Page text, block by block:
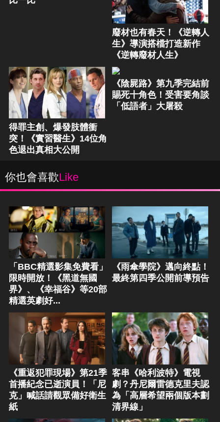
廢材也有春天！《逆轉人
生》導演搭檔打造新作
《逆轉廢材人生》
得罪主創、爆發肢體衝
突！《實習醫生》14位角
色退出真相大公開
《陰屍路》第九季完結前
賜死十角色！受害要角談
「低語者」大屠殺
你也會喜歡Like
「BBC精選影集免費看」
限時開放！《黑道無國
界》、《幸福谷》等20部
精選英劇好...
《雨傘學院》邁向終點！
最終第四季公開前導預告
《重返犯罪現場》第21季
首播紀念已逝演員！「尼
克」喊話請觀眾備好衛生
紙
客串《哈利波特》電視
劇？丹尼爾雷德克里夫認
為「高層希望兩個版本劃
清界線」